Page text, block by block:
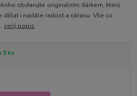
obdarujte originálním dárkem, který
dělat i nadále radost a okrasu. Vše co
celý popis
3 ks